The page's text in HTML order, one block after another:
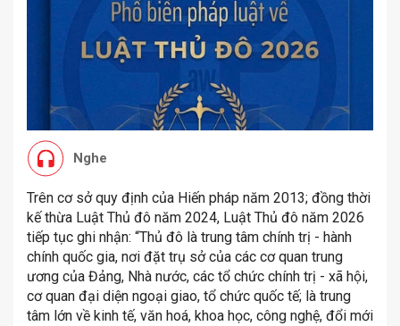
Nghe
Trên cơ sở quy định của Hiến pháp năm 2013; đồng thời
kế thừa Luật Thủ đô năm 2024, Luật Thủ đô năm 2026
tiếp tục ghi nhận: “Thủ đô là trung tâm chính trị - hành
chính quốc gia, nơi đặt trụ sở của các cơ quan trung
ương của Đảng, Nhà nước, các tổ chức chính trị - xã hội,
cơ quan đại diện ngoại giao, tổ chức quốc tế; là trung
tâm lớn về kinh tế, văn hoá, khoa học, công nghệ, đổi mới